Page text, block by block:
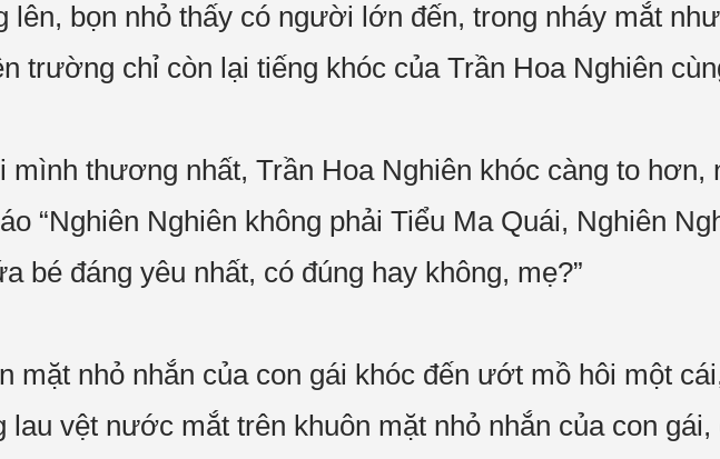
lên, bọn nhỏ thấy có người lớn đến, trong nháy mắt
trường chỉ còn lại tiếng khóc của Trần Hoa Nghiên
thương nhất, Trần Hoa Nghiên khóc càng to hơn,
“Nghiên Nghiên không phải Tiểu Ma Quái, Nghiên
bé đáng yêu nhất, có đúng hay không, mẹ?”
mặt nhỏ nhắn của con gái khóc đến ướt mồ hôi một
lau vệt nước mắt trên khuôn mặt nhỏ nhắn của con gái,